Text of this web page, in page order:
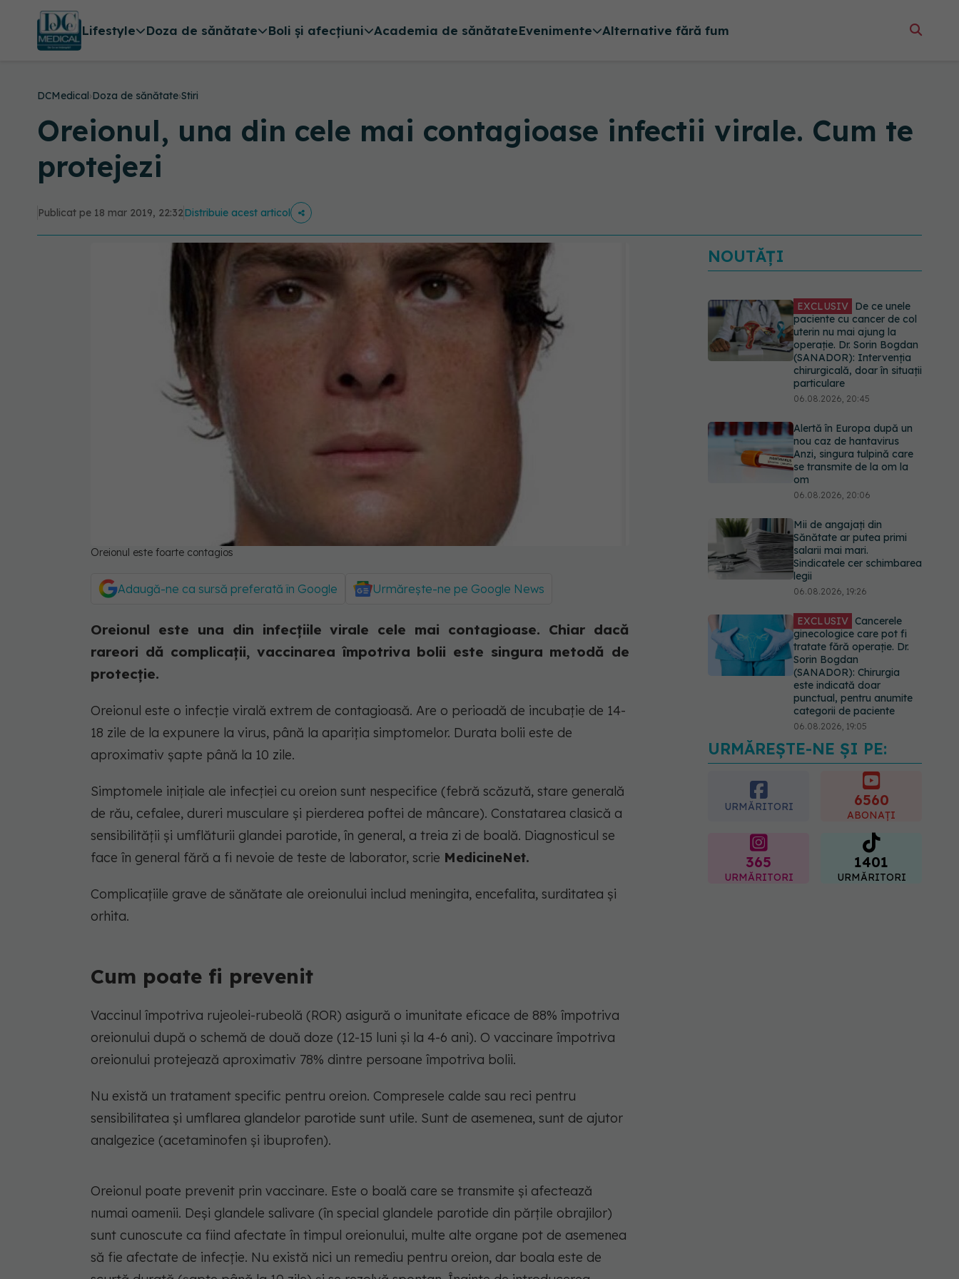
Lifestyle Doza de sănătate Boli și afecțiuni Academia de sănătateEvenimente Alternative fără fum
DCMedical›Doza de sănătate›Stiri
Oreionul, una din cele mai contagioase infectii virale. Cum te
protejezi
Publicat pe 18 mar 2019, 22:32Distribuie acest articol
Oreionul este foarte contagios
Adaugă-ne ca sursă preferată în Google Urmărește-ne pe Google News
Oreionul este una din infecțiile virale cele mai contagioase. Chiar dacă
rareori dă complicații, vaccinarea împotriva bolii este singura metodă de
protecție.
Oreionul este o infecție virală extrem de contagioasă. Are o perioadă de incubație de 14-
18 zile de la expunere la virus, până la apariția simptomelor. Durata bolii este de
aproximativ șapte până la 10 zile.
Simptomele inițiale ale infecției cu oreion sunt nespecifice (febră scăzută, stare generală
de rău, cefalee, dureri musculare și pierderea poftei de mâncare). Constatarea clasică a
sensibilității și umflăturii glandei parotide, în general, a treia zi de boală. Diagnosticul se
face în general fără a fi nevoie de teste de laborator, scrie MedicineNet.
Complicațiile grave de sănătate ale oreionului includ meningita, encefalita, surditatea și
orhita.
Cum poate fi prevenit
Vaccinul împotriva rujeolei-rubeolă (ROR) asigură o imunitate eficace de 88% împotriva
oreionului după o schemă de două doze (12-15 luni și la 4-6 ani). O vaccinare împotriva
oreionului protejează aproximativ 78% dintre persoane împotriva bolii.
Nu există un tratament specific pentru oreion. Compresele calde sau reci pentru
sensibilitatea și umflarea glandelor parotide sunt utile. Sunt de asemenea, sunt de ajutor
analgezice (acetaminofen și ibuprofen).
Oreionul poate prevenit prin vaccinare. Este o boală care se transmite și afectează
numai oamenii. Deși glandele salivare (în special glandele parotide din părțile obrajilor)
sunt cunoscute ca fiind afectate în timpul oreionului, multe alte organe pot de asemenea
să fie afectate de infecție. Nu există nici un remediu pentru oreion, dar boala este de
NOUTĂȚI
EXCLUSIV De ce unele
paciente cu cancer de col
uterin nu mai ajung la
operație. Dr. Sorin Bogdan
(SANADOR): Intervenția
chirurgicală, doar în situații
particulare
06.08.2026, 20:45
Alertă în Europa după un
nou caz de hantavirus
Anzi, singura tulpină care
se transmite de la om la
om
06.08.2026, 20:06
Mii de angajați din
Sănătate ar putea primi
salarii mai mari.
Sindicatele cer schimbarea
legii
06.08.2026, 19:26
EXCLUSIV Cancerele
ginecologice care pot fi
tratate fără operație. Dr.
Sorin Bogdan
(SANADOR): Chirurgia
este indicată doar
punctual, pentru anumite
categorii de paciente
06.08.2026, 19:05
EXCLUSIV Brahiterapie
vs radioterapie externă în
cancerul ginecologic. Dr.
Sorin Bogdan (SANADOR)
explică diferența și cum
acționează tratamentul
URMĂREȘTE-NE ȘI PE:
URMĂRITORI 6560
ABONAȚI
365
URMĂRITORI
1401
URMĂRITORI